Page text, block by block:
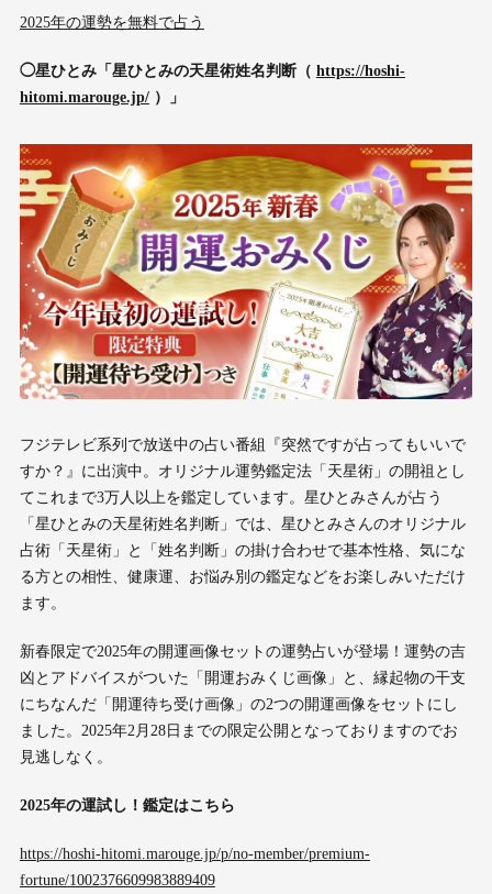
2025年の運勢を無料で占う
◯星ひとみ「星ひとみの天星術姓名判断（ https://hoshi-
hitomi.marouge.jp/）」
フジテレビ系列で放送中の占い番組『突然ですが占ってもいいで
すか？』に出演中。オリジナル運勢鑑定法「天星術」の開祖とし
てこれまで3万人以上を鑑定しています。星ひとみさんが占う
「星ひとみの天星術姓名判断」では、星ひとみさんのオリジナル
占術「天星術」と「姓名判断」の掛け合わせで基本性格、気にな
る方との相性、健康運、お悩み別の鑑定などをお楽しみいただけ
ます。
新春限定で2025年の開運画像セットの運勢占いが登場！運勢の吉
凶とアドバイスがついた「開運おみくじ画像」と、縁起物の干支
にちなんだ「開運待ち受け画像」の2つの開運画像をセットにし
ました。2025年2月28日までの限定公開となっておりますのでお
見逃しなく。
2025年の運試し！鑑定はこちら
https://hoshi-hitomi.marouge.jp/p/no-member/premium-
fortune/1002376609983889409